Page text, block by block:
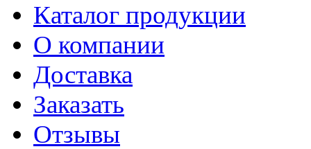
Каталог продукции
О компании
Доставка
Заказать
Отзывы